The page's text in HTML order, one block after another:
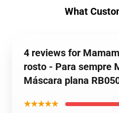
What
4 reviews for
rosto - Para sempre
Máscara plana
★★★★★